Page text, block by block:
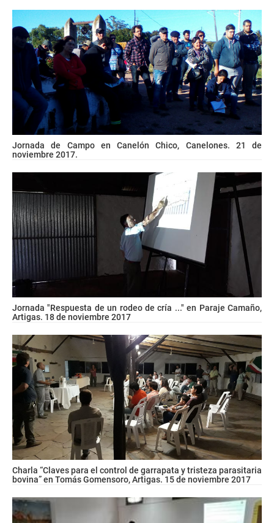
Jornada de Campo en Canelón Chico, Canelones. 21 de
noviembre 2017.
Jornada "Respuesta de un rodeo de cría ..." en Paraje Camaño,
Artigas. 18 de noviembre 2017
Charla “Claves para el control de garrapata y tristeza parasitaria
bovina” en Tomás Gomensoro, Artigas. 15 de noviembre 2017